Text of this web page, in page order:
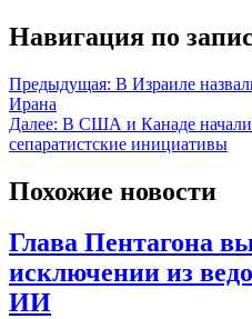
Навигация по
Предыдущая: В Израиле
Ирана
Далее: В США и Канаде начали
сепаратистские инициативы
Похожие новости
Глава Пентагона
исключении из
ИИ